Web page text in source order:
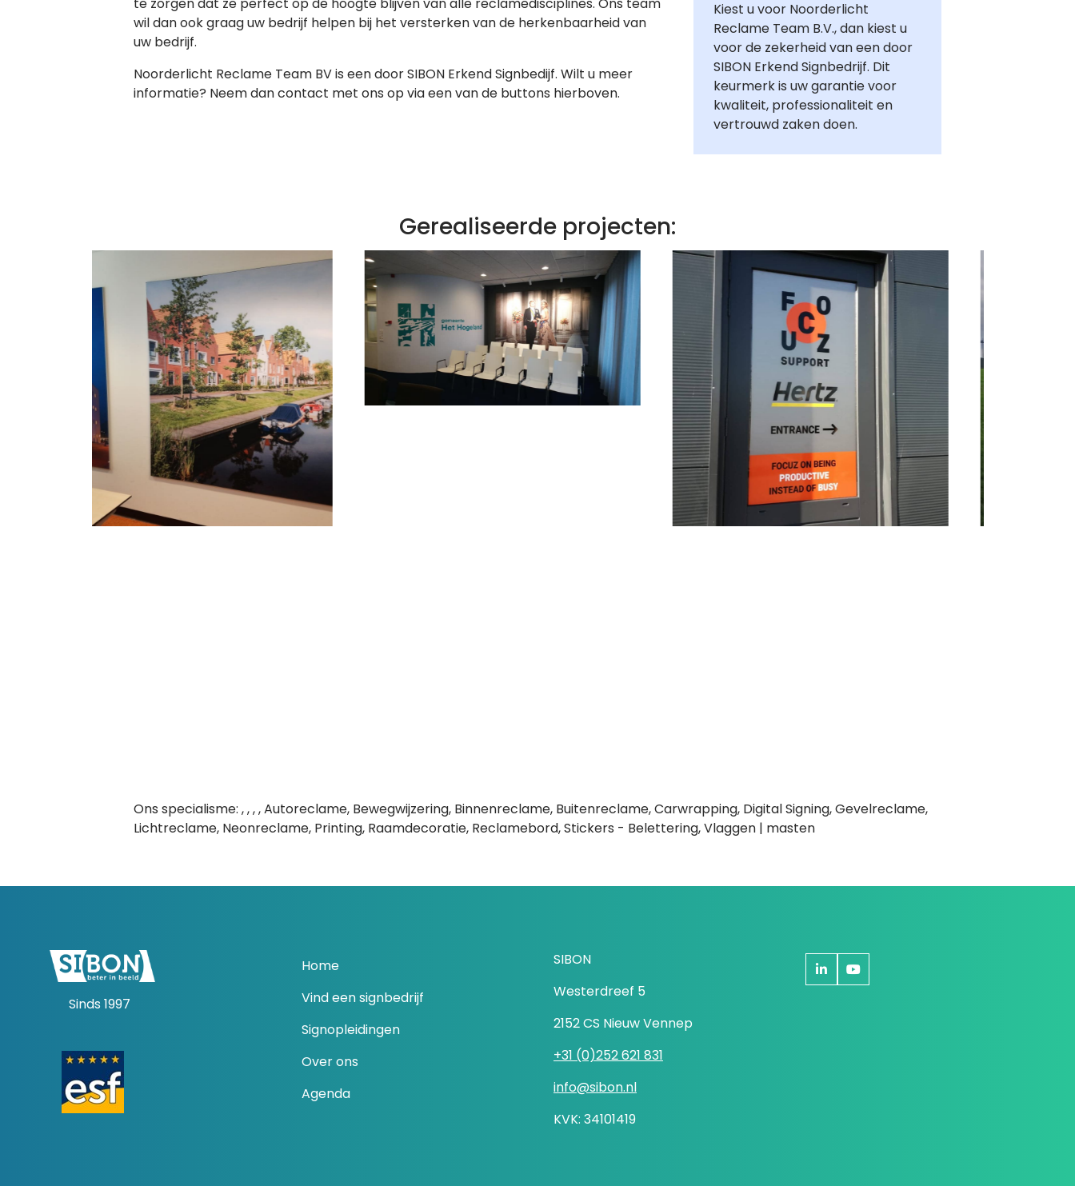
wil dan ook graag uw bedrijf helpen bij het versterken van de herkenbaarheid van
uw bedrijf.
Noorderlicht Reclame Team BV is een door SIBON Erkend Signbedijf. Wilt u meer
informatie? Neem dan contact met ons op via een van de buttons hierboven.
Kiest u voor Noorderlicht
Reclame Team B.V., dan kiest u
voor de zekerheid van een door
SIBON Erkend Signbedrijf. Dit
keurmerk is uw garantie voor
kwaliteit, professionaliteit en
vertrouwd zaken doen.
Gerealiseerde projecten:
Ons specialisme: , , , , Autoreclame, Bewegwijzering, Binnenreclame, Buitenreclame, Carwrapping, Digital Signing, Gevelreclame,
Lichtreclame, Neonreclame, Printing, Raamdecoratie, Reclamebord, Stickers - Belettering, Vlaggen | masten
Sinds 1997
Home
Vind een signbedrijf
Signopleidingen
Over ons
Agenda
SIBON
Westerdreef 5
2152 CS Nieuw Vennep
+31 (0)252 621 831
info@sibon.nl
KVK: 34101419